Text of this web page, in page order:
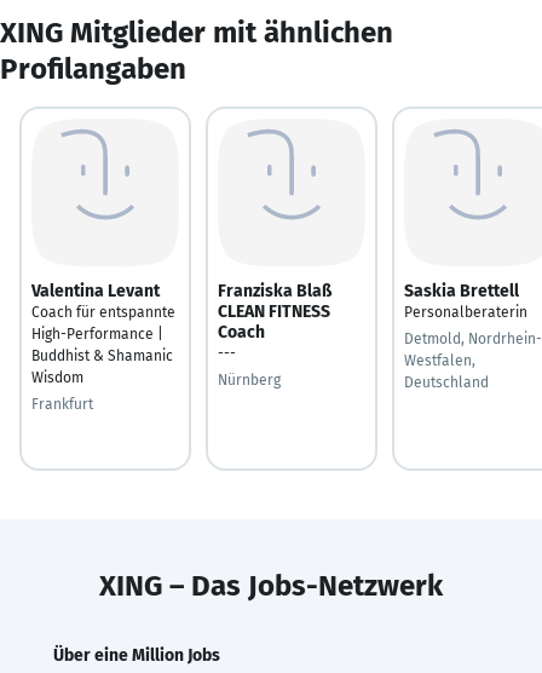
XING Mitglieder mit ähnlichen
Profilangaben
Valentina Levant
Coach für entspannte
High-Performance |
Buddhist & Shamanic
Wisdom
Frankfurt
Franziska Blaß
CLEAN FITNESS
Coach
---
Nürnberg
Saskia Brettell
Personalberaterin
Detmold, Nordrhein-
Westfalen,
Deutschland
XING – Das Jobs-Netzwerk
Über eine Million Jobs